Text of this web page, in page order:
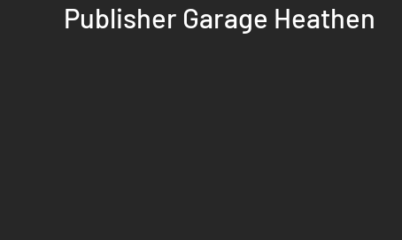
Publisher Garage Heathen